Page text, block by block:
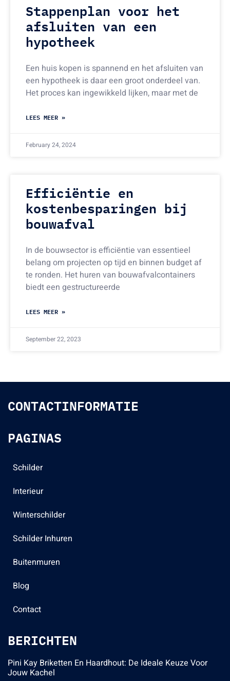
Stappenplan voor het
afsluiten van een
hypotheek
Een huis kopen is spannend en het afsluiten van
een hypotheek is daar een groot onderdeel van.
Het proces kan ingewikkeld lijken, maar met de
LEES MEER »
February 24, 2024
Efficiëntie en
kostenbesparingen bij
bouwafval
In de bouwsector is efficiëntie van essentieel
belang om projecten op tijd en binnen budget af
te ronden. Het huren van bouwafvalcontainers
biedt een gestructureerde
LEES MEER »
September 22, 2023
CONTACTINFORMATIE
PAGINAS
Schilder
Interieur
Winterschilder
Schilder Inhuren
Buitenmuren
Blog
Contact
BERICHTEN
Pini Kay Briketten En Haardhout: De Ideale Keuze Voor
Jouw Kachel